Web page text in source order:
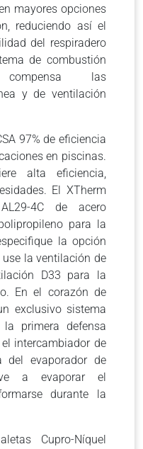
mayores opciones
reduciendo así el
del respiradero
de combustión
las
y de ventilación
97% de eficiencia
en piscinas.
alta eficiencia,
El XTherm
4C de acero
para la
la opción
la ventilación de
D33 para la
En el corazón de
exclusivo sistema
primera defensa
intercambiador de
del evaporador de
a evaporar el
durante la
Cupro-Níquel